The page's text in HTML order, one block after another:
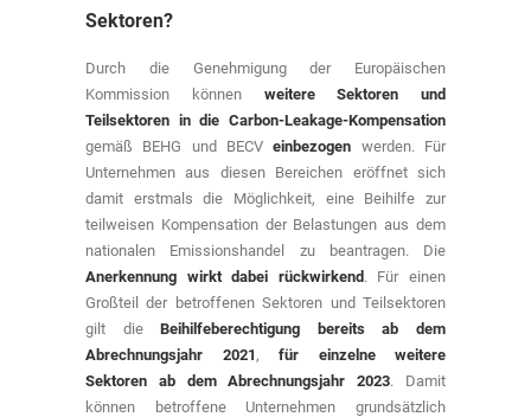
Sektoren?
Durch die Genehmigung der Europäischen
Kommission können weitere Sektoren und
Teilsektoren in die Carbon-Leakage-Kompensation
gemäß BEHG und BECVeinbezogen werden. Für
Unternehmen aus diesen Bereichen eröffnet sich
damit erstmals die Möglichkeit, eine Beihilfe zur
teilweisen Kompensation der Belastungen aus dem
nationalen Emissionshandel zu beantragen. Die
Anerkennung wirkt dabei rückwirkend . Für einen
Großteil der betroffenen Sektoren und Teilsektoren
gilt dieBeihilfeberechtigung bereits ab dem
Abrechnungsjahr 2021, für einzelne weitere
Sektoren ab dem Abrechnungsjahr 2023. Damit
können betroffene Unternehmen grundsätzlich